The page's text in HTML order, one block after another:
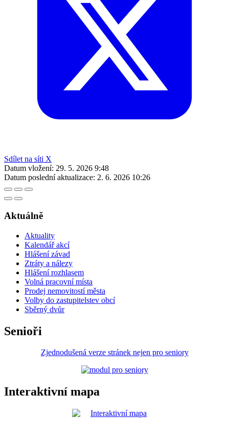
Sdílet na síti X
Datum vložení: 29. 5. 2026 9:48
Datum poslední aktualizace: 2. 6. 2026 10:26
Aktuálně
Aktuality
Kalendář akcí
Hlášení závad
Ztráty a nálezy
Hlášení rozhlasem
Volná pracovní místa
Prodej nemovitostí města
Volby do zastupitelstev obcí
Sběrný dvůr
Senioři
Zjednodušená verze stránek nejen pro seniory
Interaktivní mapa